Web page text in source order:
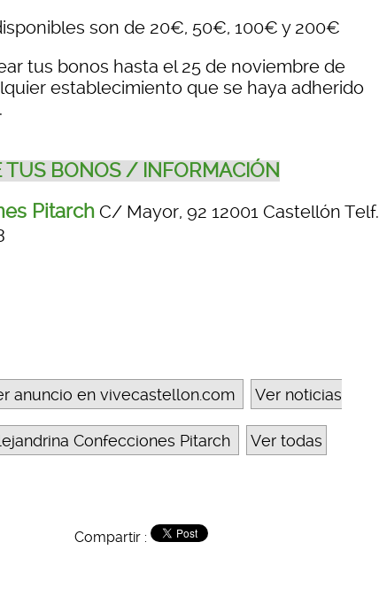
son de 20€, 50€, 100€ y 200€
tus bonos hasta el 25 de noviembre de
establecimiento que se haya adherido
TUS BONOS / INFORMACIÓN
Pitarch C/ Mayor, 92 12001 Castellón Telf.
anuncio en vivecastellon.com Ver noticias
Confecciones Pitarch Ver todas
Compartir :